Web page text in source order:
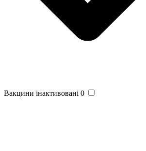
Вакцини інактивовані 0